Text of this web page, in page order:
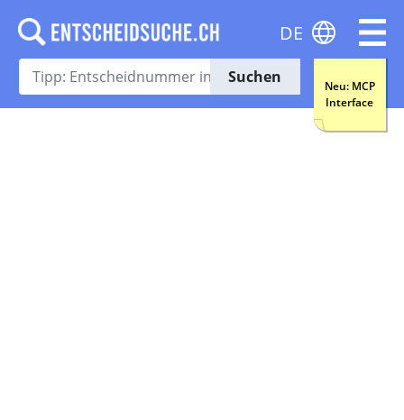
Suchen
Neu: MCP
Interface
DE